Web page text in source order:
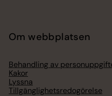
Om webbplatsen
Behandling av
Kakor
Lyssna
Tillgänglighetsredogörelse